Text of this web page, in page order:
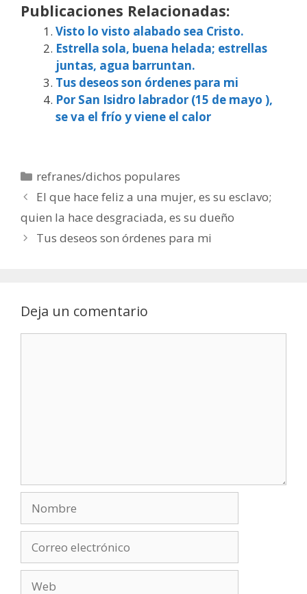
Publicaciones Relacionadas:
Visto lo visto alabado sea Cristo.
Estrella sola, buena helada; estrellas
juntas, agua barruntan.
Tus deseos son órdenes para mi
Por San Isidro labrador (15 de mayo ),
se va el frío y viene el calor
Categorías
refranes/dichos populares
El que hace feliz a una mujer, es su esclavo;
quien la hace desgraciada, es su dueño
Tus deseos son órdenes para mi
Deja un comentario
electrónico